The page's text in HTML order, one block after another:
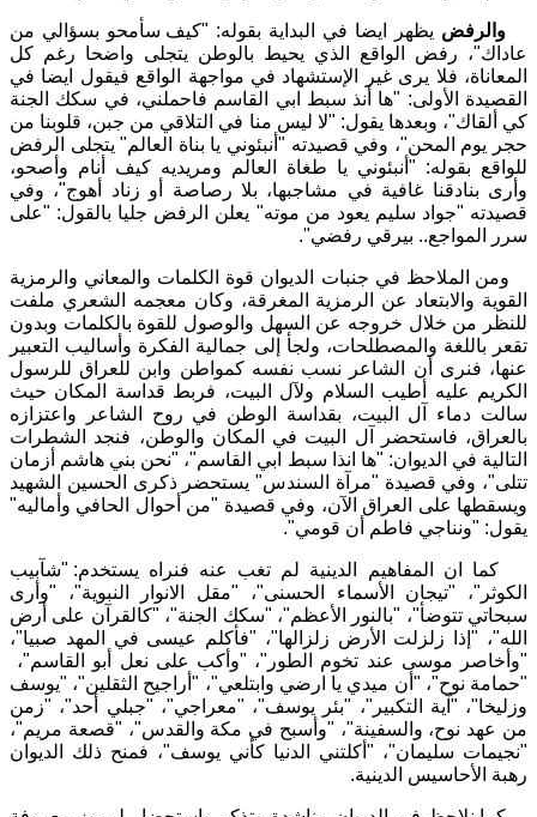
والرفض يظهر ايضا في البداية بقوله:
"كيف سأمحو بسؤالي من
عاداك"، رفض الواقع الذي يحيط بالوطن يتجلى واضحا رغم كل
المعاناة، فلا يرى غير الإستشهاد في مواجهة الواقع فيقول ايضا في
القصيدة الأولى:
"ها أنذ سبط ابي القاسم فاحملني، في سكك الجنة
كي ألقاك"، وبعدها يقول:
"لا ليس منا في التلاقي من جبن، قلوبنا من
حجر يوم المحن"، وفي قصيدته "أنبئوني يا بناة العالم"يتجلى الرفض
للواقع بقوله:
" أنبئوني يا طغاة العالم ومريديه كيف أنام وأصحو،
وأرى بنادقنا غافية في مشاجبها، بلا رصاصة أو زناد أهوج"، وفي
قصيدته "جواد سليم يعود من موته" يعلن الرفض جليا بالقول:
"على
سرر المواجع.. بيرقي رفضي"
.
ومن الملاحظ في جنبات الديوان قوة الكلمات والمعاني والرمزية
القوية والابتعاد عن الرمزية المغرقة، وكان معجمه الشعري ملفت
للنظر من خلال خروجه عن السهل والوصول للقوة بالكلمات وبدون
تقعر باللغة والمصطلحات، ولجأ إلى جمالية الفكرة وأساليب التعبير
عنها، فنرى أن الشاعر نسب نفسه كمواطن وابن للعراق للرسول
الكريم عليه أطيب السلام ولآل البيت، فربط قداسة المكان حيث
سالت دماء آل البيت، بقداسة الوطن في روح الشاعر واعتزازه
بالعراق، فاستحضر آل البيت في المكان والوطن، فنجد الشطرات
التالية في الديوان:
"ها انذا سبط ابي القاسم"، "نحن بني هاشم أزمان
تتلى"، وفي قصيدة "مرآة السندس" يستحضر ذكرى الحسين الشهيد
ويسقطها على العراق الآن، وفي قصيدة "من أحوال الحافي وأماليه"
يقول:
"ونناجي فاطم أن قومي"
.
كما ان المفاهيم الدينية لم تغب عنه فنراه يستخدم:
"شآبيب
الكوثر "، "تيجان الأسماء الحسنى"، "مقل الانوار النبوية"، "وأرى
سبحاتي تتوضأ"، "بالنور الأعظم"، "سكك الجنة"، "كالقرآن على أرض
الله"، "إذا زلزلت الأرض زلزالها"، "فأكلم عيسى في المهد صبيا"،
"وأخاصر موسى عند تخوم الطور "، "وأكب على نعل أبو القاسم"،
"حمامة نوح"، " أن ميدي يا ارضي وابتلعي"، "أراجيح الثقلين"، "يوسف
وزليخا"، " آية التكبير "، "بئر يوسف"، "معراجي"، "جبلي أحد"، "زمن
من عهد نوح، والسفينة"، "وأسبح في مكة والقدس"، "قصعة مريم"،
"نجيمات سليمان"، " أكلتني الدنيا كأني يوسف"، فمنح ذلك الديوان
رهبة الأحاسيس الدينية.